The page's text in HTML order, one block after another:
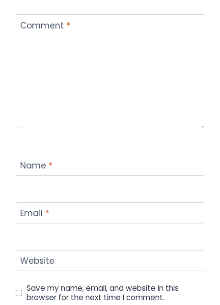
Comment *
Name *
Email *
Website
Save my name, email, and website in this
browser for the next time I comment.